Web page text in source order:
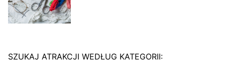
SZUKAJ ATRAKCJI WEDŁUG KATEGORII: